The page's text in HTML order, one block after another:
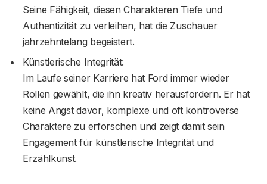
Seine Fähigkeit, diesen Charakteren Tiefe und
Authentizität zu verleihen, hat die Zuschauer
jahrzehntelang begeistert.
Künstlerische Integrität:
Im Laufe seiner Karriere hat Ford immer wieder
Rollen gewählt, die ihn kreativ herausfordern. Er hat
keine Angst davor, komplexe und oft kontroverse
Charaktere zu erforschen und zeigt damit sein
Engagement für künstlerische Integrität und
Erzählkunst.